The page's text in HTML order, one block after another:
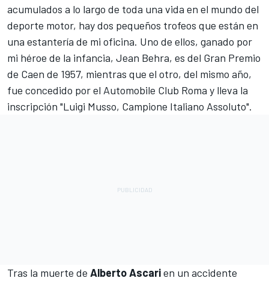
acumulados a lo largo de toda una vida en el mundo del
deporte motor, hay dos pequeños trofeos que están en
una estantería de mi oficina. Uno de ellos, ganado por
mi héroe de la infancia, Jean Behra, es del Gran Premio
de Caen de 1957, mientras que el otro, del mismo año,
fue concedido por el Automobile Club Roma y lleva la
inscripción "Luigi Musso, Campione Italiano Assoluto".
Tras la muerte de Alberto Ascarien un accidente